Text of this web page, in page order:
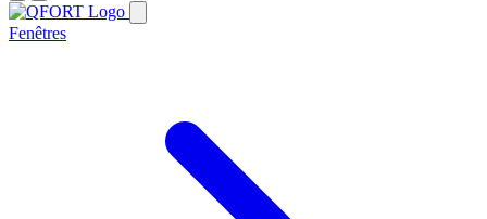
Fenêtres